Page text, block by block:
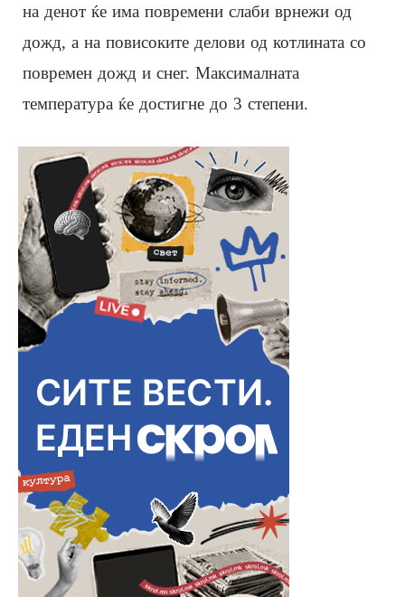
на денот ќе има повремени слаби врнежи од
дожд, а на повисоките делови од котлината со
повремен дожд и снег. Максималната
температура ќе достигне до 3 степени.